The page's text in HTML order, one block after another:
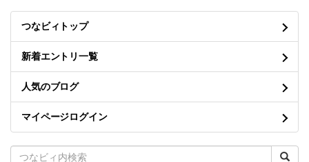
つなビィトップ
新着エントリ一覧
人気のブログ
マイページログイン